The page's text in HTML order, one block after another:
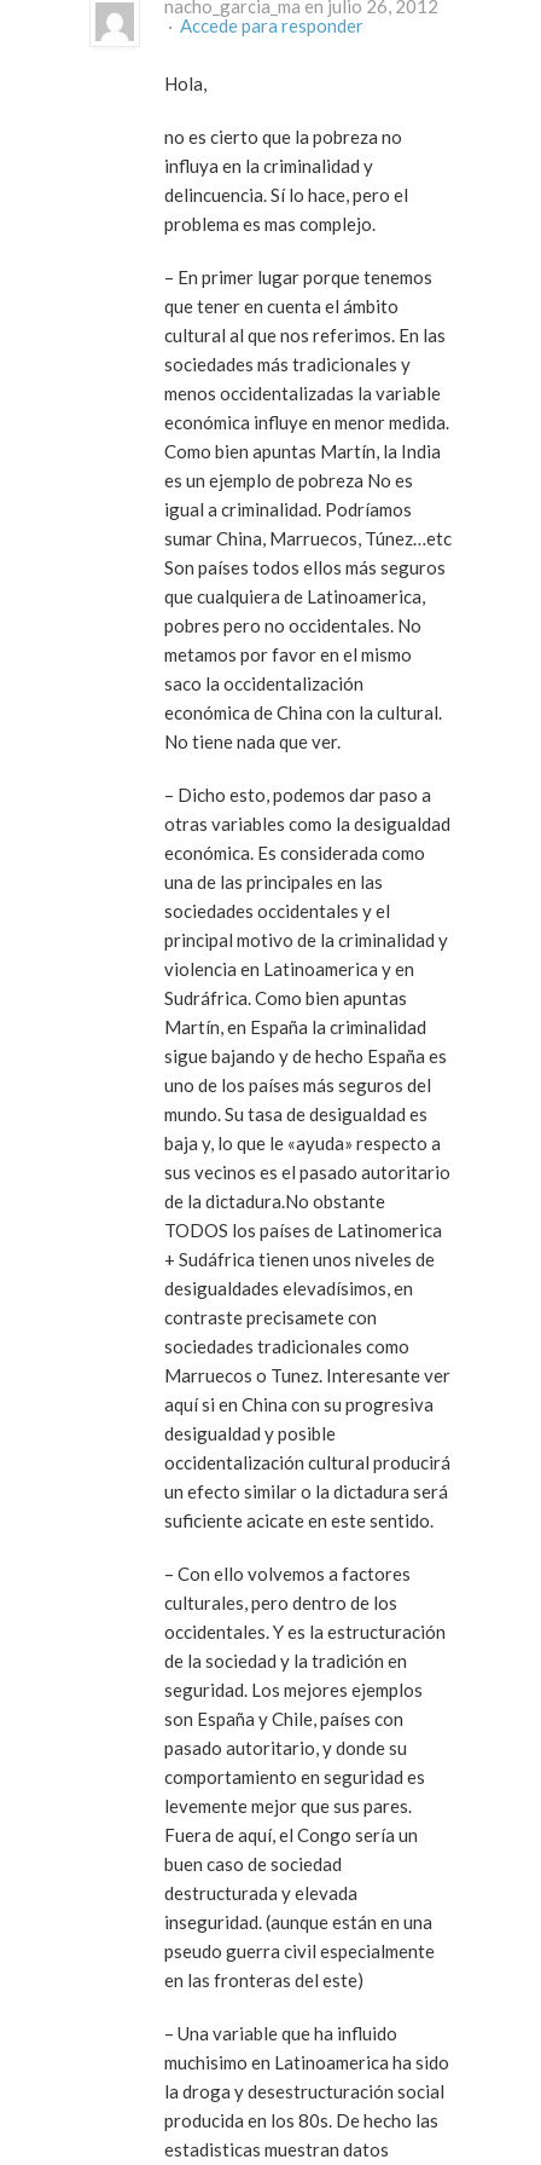
nacho_garcia_ma en julio 26, 2012
· Accede para responder
Hola,
no es cierto que la pobreza no
influya en la criminalidad y
delincuencia. Sí lo hace, pero el
problema es mas complejo.
– En primer lugar porque tenemos
que tener en cuenta el ámbito
cultural al que nos referimos. En las
sociedades más tradicionales y
menos occidentalizadas la variable
económica influye en menor medida.
Como bien apuntas Martín, la India
es un ejemplo de pobreza No es
igual a criminalidad. Podríamos
sumar China, Marruecos, Túnez…etc
Son países todos ellos más seguros
que cualquiera de Latinoamerica,
pobres pero no occidentales. No
metamos por favor en el mismo
saco la occidentalización
económica de China con la cultural.
No tiene nada que ver.
– Dicho esto, podemos dar paso a
otras variables como la desigualdad
económica. Es considerada como
una de las principales en las
sociedades occidentales y el
principal motivo de la criminalidad y
violencia en Latinoamerica y en
Sudráfrica. Como bien apuntas
Martín, en España la criminalidad
sigue bajando y de hecho España es
uno de los países más seguros del
mundo. Su tasa de desigualdad es
baja y, lo que le «ayuda» respecto a
sus vecinos es el pasado autoritario
de la dictadura.No obstante
TODOS los países de Latinomerica
+ Sudáfrica tienen unos niveles de
desigualdades elevadísimos, en
contraste precisamete con
sociedades tradicionales como
Marruecos o Tunez. Interesante ver
aquí si en China con su progresiva
desigualdad y posible
occidentalización cultural producirá
un efecto similar o la dictadura será
suficiente acicate en este sentido.
– Con ello volvemos a factores
culturales, pero dentro de los
occidentales. Y es la estructuración
de la sociedad y la tradición en
seguridad. Los mejores ejemplos
son España y Chile, países con
pasado autoritario, y donde su
comportamiento en seguridad es
levemente mejor que sus pares.
Fuera de aquí, el Congo sería un
buen caso de sociedad
destructurada y elevada
inseguridad. (aunque están en una
pseudo guerra civil especialmente
en las fronteras del este)
– Una variable que ha influido
muchisimo en Latinoamerica ha sido
la droga y desestructuración social
producida en los 80s. De hecho las
estadisticas muestran datos